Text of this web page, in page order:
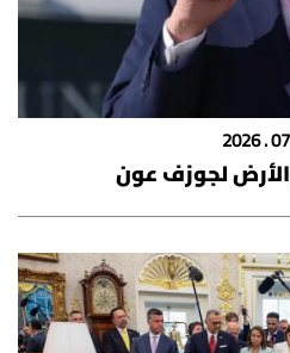
لجوزف عون